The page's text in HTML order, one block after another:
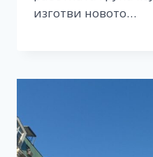
изготви новото…